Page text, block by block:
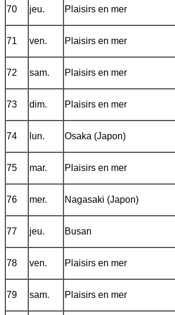
70 jeu. Plaisirs en mer
71 ven. Plaisirs en mer
72 sam. Plaisirs en mer
73 dim. Plaisirs en mer
74 lun. Osaka (Japon)
75 mar. Plaisirs en mer
76 mer. Nagasaki (Japon)
77 jeu. Busan
78 ven. Plaisirs en mer
79 sam. Plaisirs en mer